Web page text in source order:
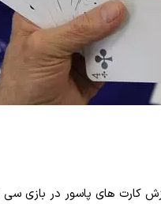
کارت های پاسور در بازی